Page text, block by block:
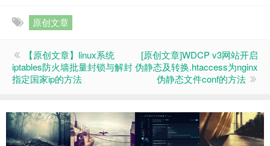
原创文章
【原创文章】linux系统
iptables防火墙批量封锁与解封
指定国家ip的方法
[原创文章]WDCP v3网站开启
伪静态及转换.htaccess为nginx
伪静态文件conf的方法